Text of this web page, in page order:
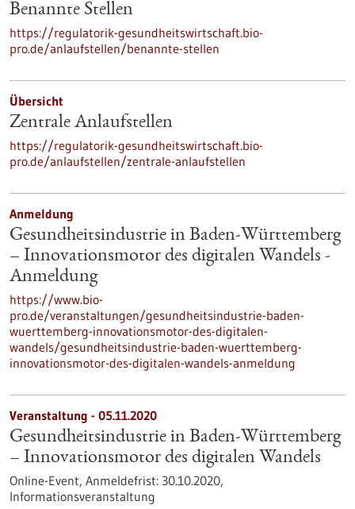
Benannte Stellen
https://regulatorik-gesundheitswirtschaft.bio-
pro.de/anlaufstellen/benannte-stellen
Übersicht
Zentrale Anlaufstellen
https://regulatorik-gesundheitswirtschaft.bio-
pro.de/anlaufstellen/zentrale-anlaufstellen
Anmeldung
Gesundheitsindustrie in Baden-Württemberg
– Innovationsmotor des digitalen Wandels -
Anmeldung
https://www.bio-
pro.de/veranstaltungen/gesundheitsindustrie-baden-
wuerttemberg-innovationsmotor-des-digitalen-
wandels/gesundheitsindustrie-baden-wuerttemberg-
innovationsmotor-des-digitalen-wandels-anmeldung
Veranstaltung - 05.11.2020
Gesundheitsindustrie in Baden-Württemberg
– Innovationsmotor des digitalen Wandels
Online-Event, Anmeldefrist: 30.10.2020,
Informationsveranstaltung